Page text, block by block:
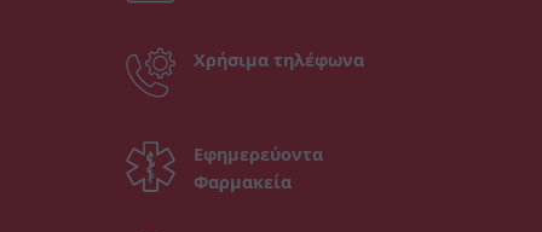
Χρήσιμα τηλέφωνα
Εφημερεύοντα
Φαρμακεία